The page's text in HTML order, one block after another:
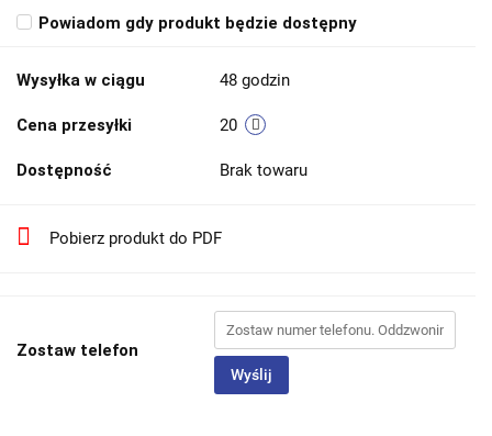
Powiadom gdy produkt będzie dostępny
Wysyłka w ciągu 48 godzin
Cena przesyłki 20
Dostępność Brak towaru
Pobierz produkt do PDF
Zostaw telefon
Wyślij